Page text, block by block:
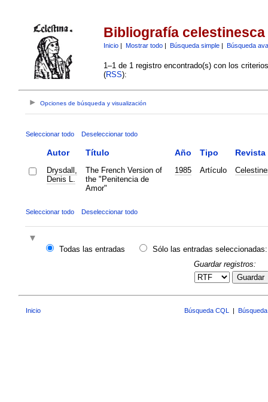
Bibliografía celestinesca
Inicio| Mostrar todo| Búsqueda simple| Búsqueda
1–1 de 1 registro encontrado(s) con los
(RSS):
Opciones de búsqueda y visualización
Seleccionar todo Deseleccionar todo
Autor Título Año Tipo Revista
Drysdall,
Denis L.
The French Version of
the "Penitencia de
Amor"
1985 Artículo
Seleccionar todo Deseleccionar todo
Todas las entradas
Sólo las entradas seleccionadas:
Guardar registros:
Guardar
Inicio Búsqueda CQL